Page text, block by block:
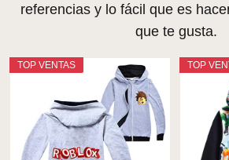
referencias y lo fácil que es
que te gusta.
TOP VENTAS TOP